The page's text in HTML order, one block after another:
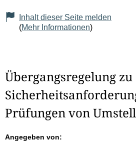
Inhalt dieser Seite melden
(Mehr Informationen)
Übergangsregelung zu
Prüfungen von
Angegeben von: